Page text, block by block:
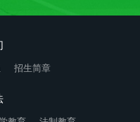
招生简章